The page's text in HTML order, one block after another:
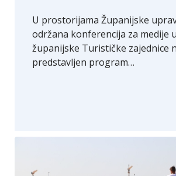
U prostorijama Županijske
održana konferencija za medije
županijske Turističke zajednice
predstavljen program…